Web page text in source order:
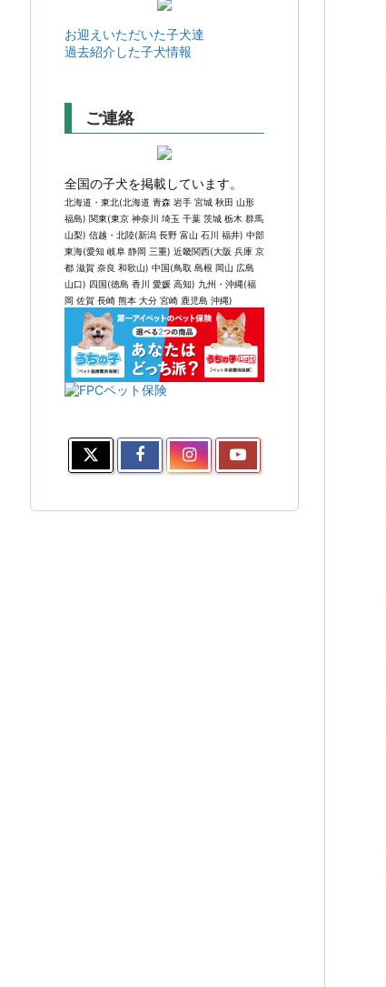
お迎えいただいた子犬達
過去紹介した子犬情報
ご連絡
全国の子犬を掲載しています。
北海道・東北(北海道 青森 岩手 宮城 秋田 山形
福島) 関東(東京 神奈川 埼玉 千葉 茨城 栃木 群馬
山梨) 信越・北陸(新潟 長野 富山 石川 福井) 中部
東海(愛知 岐阜 静岡 三重) 近畿関西(大阪 兵庫 京
都 滋賀 奈良 和歌山) 中国(鳥取 島根 岡山 広島
山口) 四国(徳島 香川 愛媛 高知) 九州・沖縄(福
岡 佐賀 長崎 熊本 大分 宮崎 鹿児島 沖縄)